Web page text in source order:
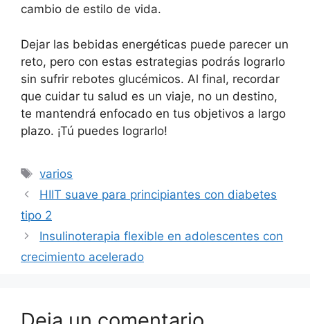
cambio de estilo de vida.
Dejar las bebidas energéticas puede parecer un
reto, pero con estas estrategias podrás lograrlo
sin sufrir rebotes glucémicos. Al final, recordar
que cuidar tu salud es un viaje, no un destino,
te mantendrá enfocado en tus objetivos a largo
plazo. ¡Tú puedes lograrlo!
Etiquetas
varios
HIIT suave para principiantes con diabetes
tipo 2
Insulinoterapia flexible en adolescentes con
crecimiento acelerado